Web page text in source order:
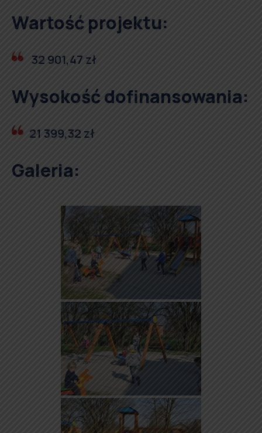
Wartość projektu:
32 901,47 zł
Wysokość dofinansowania:
21 399,32 zł
Galeria: